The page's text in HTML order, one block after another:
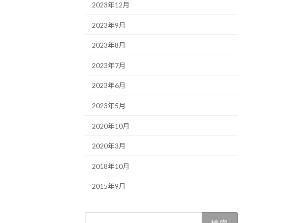
2023年12月
2023年9月
2023年8月
2023年7月
2023年6月
2023年5月
2020年10月
2020年3月
2018年10月
2015年9月